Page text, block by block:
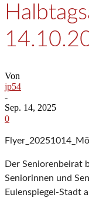
Von
jp54
-
Sep. 14, 2025
0
Der Seniorenbeirat
Seniorinnen und
Eulenspiegel-Stadt